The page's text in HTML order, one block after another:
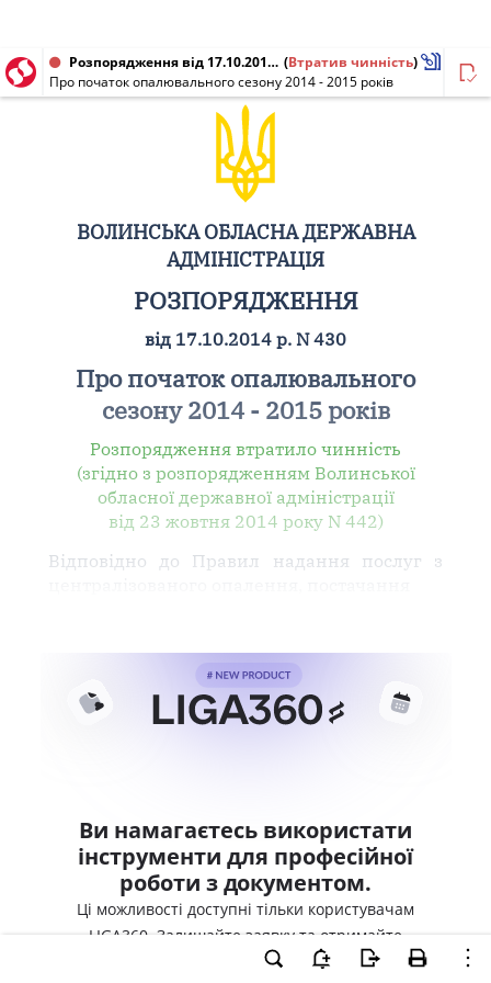
Розпорядження від 17.10.2014 № 430 (Втратив чинність)
Про початок опалювального сезону 2014 - 2015 років
ВОЛИНСЬКА ОБЛАСНА ДЕРЖАВНА
АДМІНІСТРАЦІЯ
РОЗПОРЯДЖЕННЯ
від 17.10.2014 р. N 430
Про початок опалювального
сезону 2014 - 2015 років
Розпорядження втратило чинність
(згідно з розпорядженням Волинської
обласної державної адміністрації
від 23 жовтня 2014 року N 442)
Відповідно до Правил надання послуг з
Ви намагаєтесь використати
інструменти для професійної
роботи з документом.
Ці можливості доступні тільки користувачам
LIGA360. Залишайте заявку та отримайте
доступ для професійної роботи прямо зараз.